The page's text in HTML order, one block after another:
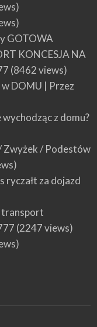
GOTOWA
KONCESJA NA
(8462 views)
DOMU | Przez
z domu?
Zwyżek / Podestów
ryczałt za dojazd
transport
(2247 views)